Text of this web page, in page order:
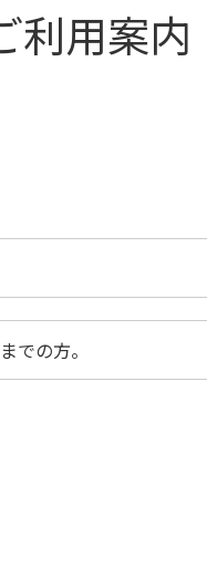
利用案内
での方。